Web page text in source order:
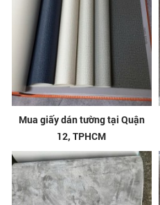
Mua giấy dán tường tại Quận
12, TPHCM